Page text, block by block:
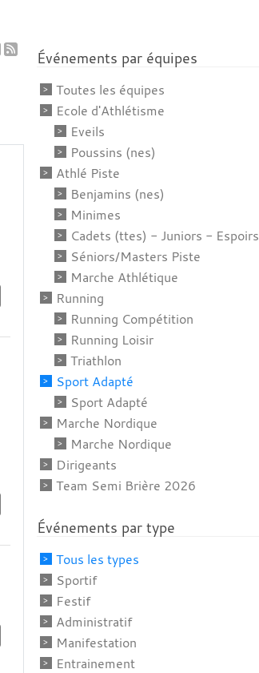
Événements par équipes
Toutes les équipes
Ecole d'Athlétisme
Eveils
Poussins (nes)
Athlé Piste
Benjamins (nes)
Minimes
Cadets (ttes) - Juniors - Espoirs
Séniors/Masters Piste
Marche Athlétique
Running
Running Compétition
Running Loisir
Triathlon
Sport Adapté
Sport Adapté
Marche Nordique
Marche Nordique
Dirigeants
Team Semi Brière 2026
Événements par type
Tous les types
Sportif
Festif
Administratif
Manifestation
Entrainement